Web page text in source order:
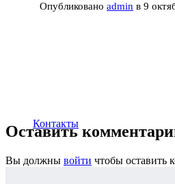
Контакты
Опубликовано admin в 9
Оставить
Вы должны войти чтобы оставить